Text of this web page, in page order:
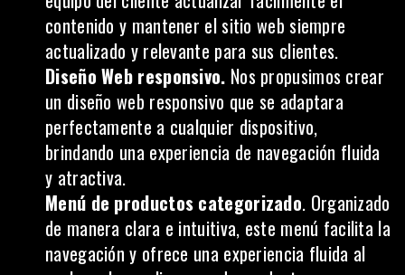
contenido y mantener el sitio web siempre
actualizado y relevante para sus clientes.
Diseño Web responsivo. Nos propusimos crear
un diseño web responsivo que se adaptara
perfectamente a cualquier dispositivo,
brindando una experiencia de navegación fluida
y atractiva.
Menú de productos categorizado. Organizado
de manera clara e intuitiva, este menú facilita la
navegación y ofrece una experiencia fluida al